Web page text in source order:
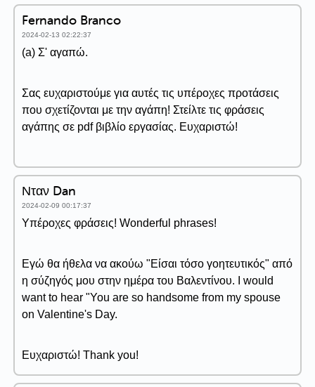
Fernando Branco
2024-02-13 02:22:37
(a) Σ' αγαπώ.
Σας ευχαριστούμε για αυτές τις υπέροχες προτάσεις
που σχετίζονται με την αγάπη! Στείλτε τις φράσεις
αγάπης σε pdf βιβλίο εργασίας. Ευχαριστώ!
Νταν Dan
2024-02-09 00:17:37
Υπέροχες φράσεις! Wonderful phrases!
Εγώ θα ήθελα να ακούω "Είσαι τόσο γοητευτικός" από
η σύζηγός μου στην ημέρα του Βαλεντίνου. I would
want to hear "You are so handsome from my spouse
on Valentine's Day.
Ευχαριστώ! Thank you!